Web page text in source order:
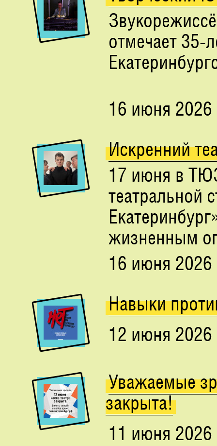
отмечает
16 июня 2026
Искренний
17 июня в
театральной
жизненным
16 июня 2026
Навыки
12 июня 2026
Уважаемые
закрыта!
11 июня 2026